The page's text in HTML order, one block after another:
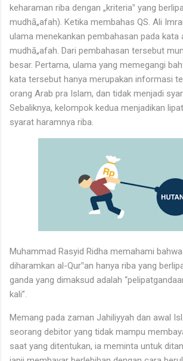
keharaman riba dengan „kriteria‟ yang
mudhā„afah). Ketika membahas QS. Ali
ulama menekankan pembahasan pada kata
mudhā„afah. Dari pembahasan tersebut
besar. Pertama, ulama yang memegangi
kata tersebut hanya merupakan informasi
orang Arab pra Islam, dan tidak menjadi
Sebaliknya, kelompok kedua menjadikan
syarat haramnya riba.
Muhammad Rasyid Ridha memahami
diharamkan al-Qur‟an hanya riba yang
ganda yang dimaksud adalah
kali”.
Memang pada zaman Jahiliyyah dan awal
seorang debitor yang tidak mampu
saat yang ditentukan, ia meminta untuk